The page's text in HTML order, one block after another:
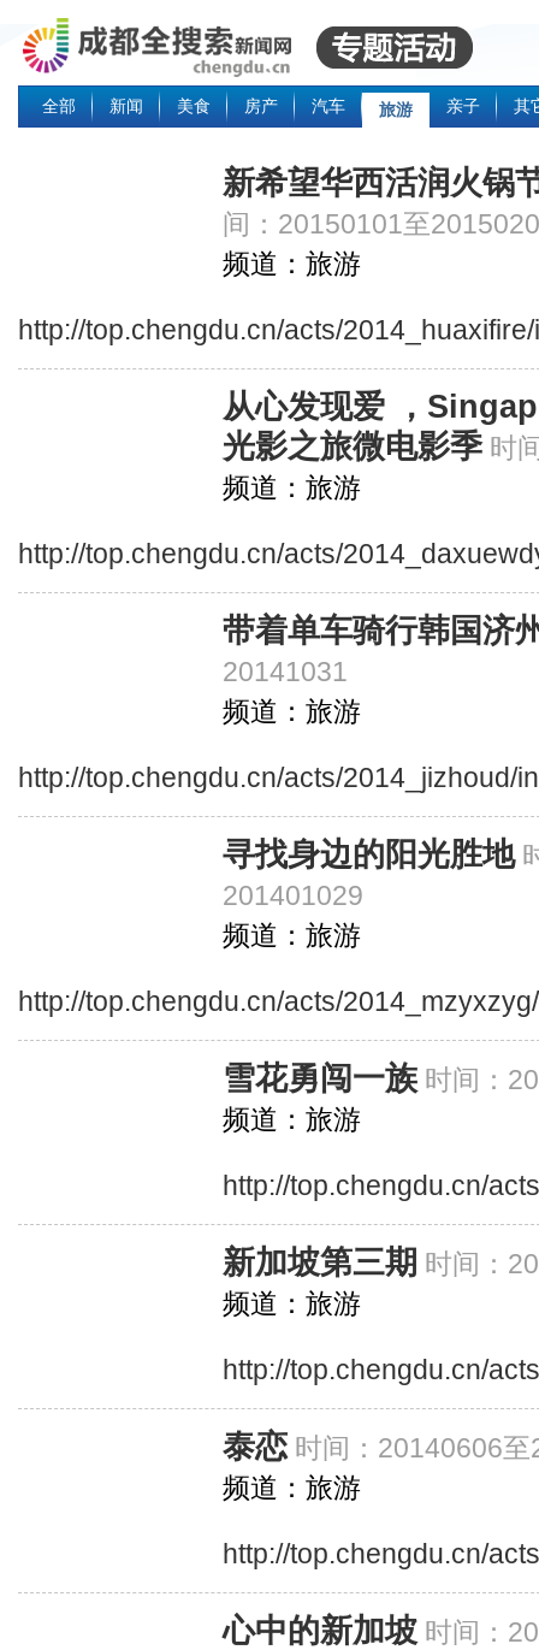
全部 新闻 美食 房产 汽车 旅游 亲子 其
新希望华西活润火锅
间：20150101至
频道：旅游
http://top.chengdu.cn/acts/
从心发现爱 ，
光影之旅微电影季 时
频道：旅游
http://top.chengdu.cn/acts/
带着单车骑行韩国济
20141031
频道：旅游
http://top.chengdu.cn/acts/2014_jizhoud/
寻找身边的阳光胜地
201401029
频道：旅游
http://top.chengdu.cn/acts/
雪花勇闯一族 时间：
频道：旅游
http://top.chengdu.cn/
新加坡第三期 时间：
频道：旅游
http://top.chengdu.cn/
泰恋 时间：20140606
频道：旅游
http://top.chengdu.cn/
心中的新加坡 时间：